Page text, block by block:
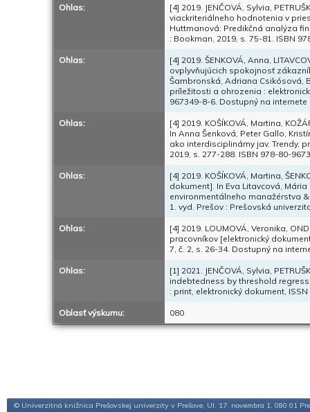
Ohlas:
[4] 2019. JENČOVÁ, Sylvia,
viackriteriálneho hodnotenia v
Huttmanová: Predikčná analýza
: Bookman, 2019, s. 75-81. ISBN
Ohlas:
[4] 2019. ŠENKOVÁ, Anna,
ovplyvňujúcich spokojnosť
Šambronská, Adriana Csikósová,
príležitosti a ohrozenia :
967349-8-6. Dostupný na
Ohlas:
[4] 2019. KOŠÍKOVÁ, Martina,
In Anna Šenková, Peter Gallo,
ako interdisciplinárny jav. Trendy,
2019, s. 277-288. ISBN 978-80-
Ohlas:
[4] 2019. KOŠÍKOVÁ, Martina,
dokument]. In Eva Litavcová,
environmentálneho manažérstva
1. vyd. Prešov : Prešovská
Ohlas:
[4] 2019. LOUMOVÁ, Veronika,
pracovníkov [elektronický
7, č. 2, s. 26-34. Dostupný na
Ohlas:
[1] 2021. JENČOVÁ, Sylvia,
indebtedness by threshold
: print, elektronický dokument,
Oblasť výskumu: 080
© Univerzitná knižnica Prešovskej univerzity v Prešove, Ul. 17. novembra 1, 080 01